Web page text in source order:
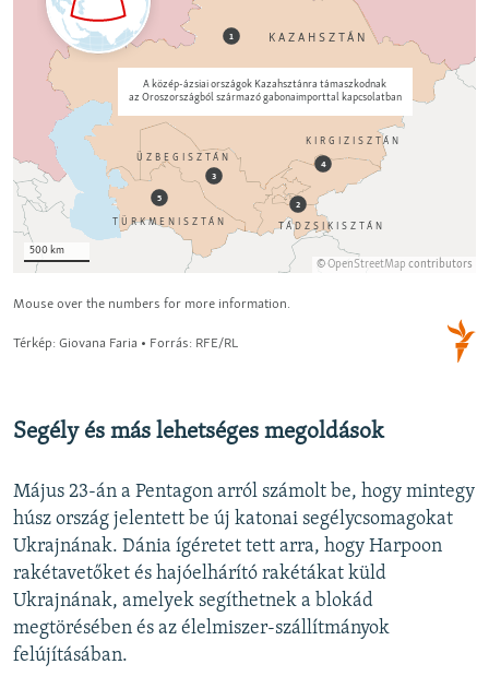
Segély és más lehetséges megoldások
Május 23-án a Pentagon arról számolt be, hogy mintegy
húsz ország jelentett be új katonai segélycsomagokat
Ukrajnának. Dánia ígéretet tett arra, hogy Harpoon
rakétavetőket és hajóelhárító rakétákat küld
Ukrajnának, amelyek segíthetnek a blokád
megtörésében és az élelmiszer-szállítmányok
felújításában.